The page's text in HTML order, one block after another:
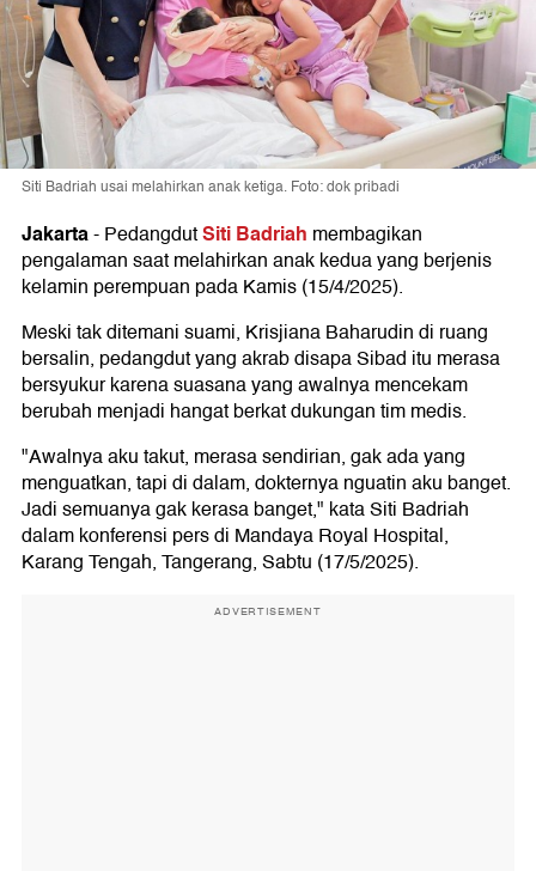
Siti Badriah usai melahirkan anak ketiga. Foto: dok pribadi
Jakarta-PedangdutSiti Badriah membagikan
pengalaman saat melahirkan anak kedua yang berjenis
kelamin perempuan pada Kamis (15/4/2025).
Meski tak ditemani suami, Krisjiana Baharudin di ruang
bersalin, pedangdut yang akrab disapa Sibad itu merasa
bersyukur karena suasana yang awalnya mencekam
berubah menjadi hangat berkat dukungan tim medis.
"Awalnya aku takut, merasa sendirian, gak ada yang
menguatkan, tapi di dalam, dokternya nguatin aku banget.
Jadi semuanya gak kerasa banget," kata Siti Badriah
dalam konferensi pers di Mandaya Royal Hospital,
Karang Tengah, Tangerang, Sabtu (17/5/2025).
ADVERTISEMENT